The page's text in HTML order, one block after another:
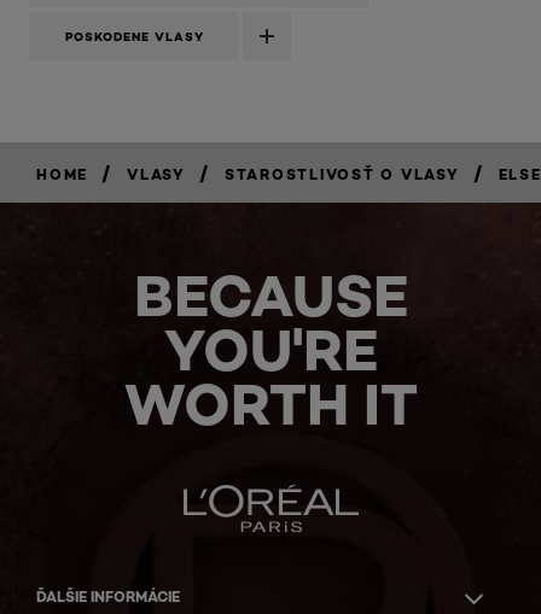
POSKODENE VLASY
HOME / VLASY / STAROSTLIVOSŤ O VLASY /
BECAUSE
YOU'RE
WORTH IT
ĎALŠIE INFORMÁCIE